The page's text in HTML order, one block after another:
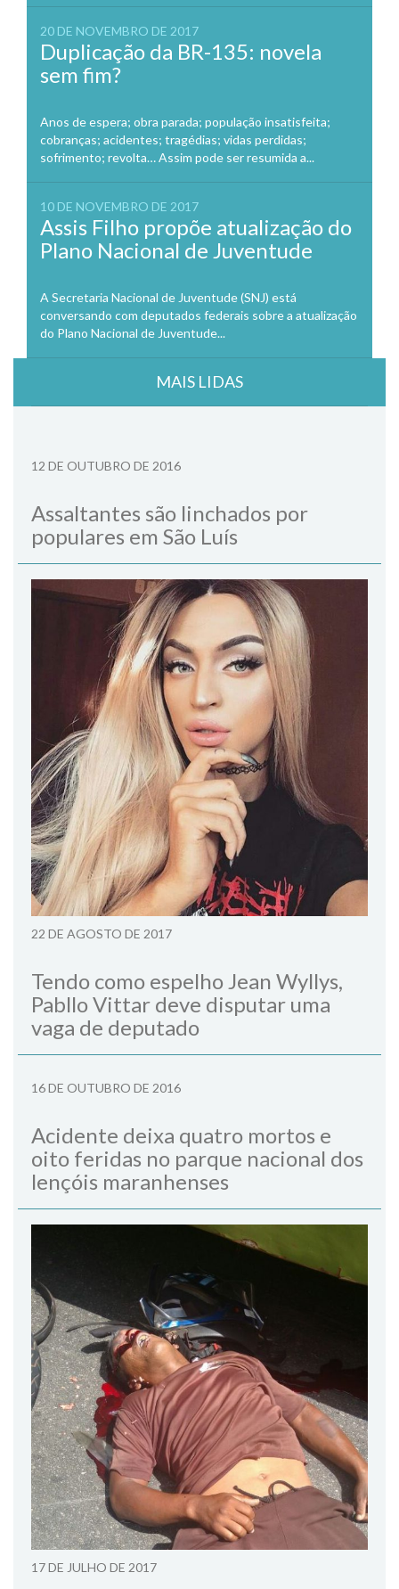
20 DE NOVEMBRO DE 2017
Duplicação da BR-135: novela
sem fim?
Anos de espera; obra parada; população insatisfeita;
cobranças; acidentes; tragédias; vidas perdidas;
sofrimento; revolta… Assim pode ser resumida a...
10 DE NOVEMBRO DE 2017
Assis Filho propõe atualização do
Plano Nacional de Juventude
A Secretaria Nacional de Juventude (SNJ) está
conversando com deputados federais sobre a atualização
do Plano Nacional de Juventude...
MAIS LIDAS
12 DE OUTUBRO DE 2016
Assaltantes são linchados por
populares em São Luís
22 DE AGOSTO DE 2017
Tendo como espelho Jean Wyllys,
Pabllo Vittar deve disputar uma
vaga de deputado
16 DE OUTUBRO DE 2016
Acidente deixa quatro mortos e
oito feridas no parque nacional dos
lençóis maranhenses
17 DE JULHO DE 2017